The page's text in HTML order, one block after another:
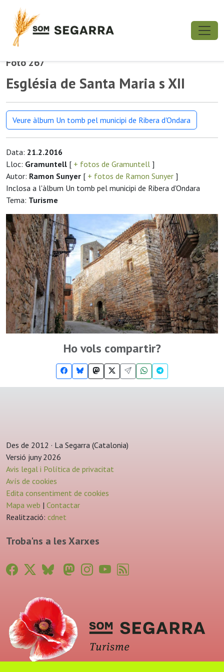
Foto 267
Església de Santa Maria s XII
Veure àlbum Un tomb pel municipi de Ribera d'Ondara
Data: 21.2.2016
Lloc: Gramuntell [ + fotos de Gramuntell ]
Autor: Ramon Sunyer [ + fotos de Ramon Sunyer ]
Inclosa a l'àlbum Un tomb pel municipi de Ribera d'Ondara
Tema: Turisme
Ho vols compartir?
Des de 2012 · La Segarra (Catalonia)
Versió juny 2026
Avis legal i Política de privacitat
Avís de cookies
Edita consentiment de cookies
Mapa web | Contactar
Realització: cdnet
Troba'ns a les Xarxes